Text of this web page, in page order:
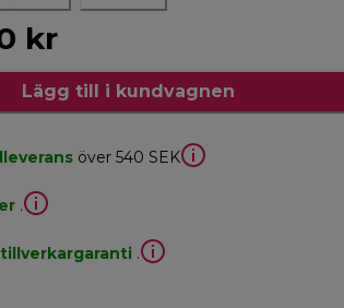
kr
Lägg till i kundvagnen
över 540 SEK
.
.